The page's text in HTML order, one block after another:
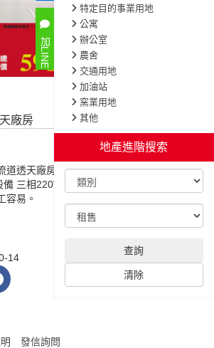
特定目的事業用地
公寓
辦公室
農舍
交通用地
加油站
窯業用地
其他
地產進階搜索
查詢
清除
加LINE
廠房
道透天廠房，特色說明，臨路 約20米，挑
三相220V ，位於楊梅交流道旁，近市區
容易。
14
發信詢問